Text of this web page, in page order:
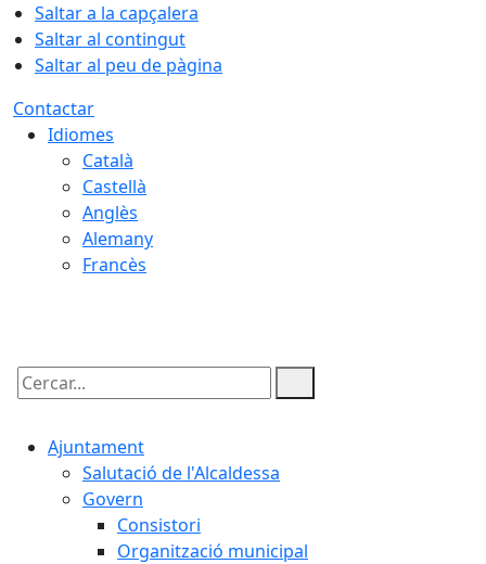
Saltar a la capçalera
Saltar al contingut
Saltar al peu de pàgina
Contactar
Idiomes
Català
Castellà
Anglès
Alemany
Francès
Cercar:
Ajuntament
Salutació de l'Alcaldessa
Govern
Consistori
Organització municipal